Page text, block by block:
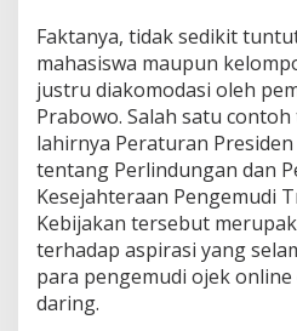
Faktanya, tidak sedikit
mahasiswa maupun
justru diakomodasi oleh
Prabowo. Salah satu
lahirnya Peraturan
tentang Perlindungan dan
Kesejahteraan Pengemudi
Kebijakan tersebut
terhadap aspirasi yang
para pengemudi ojek
daring.